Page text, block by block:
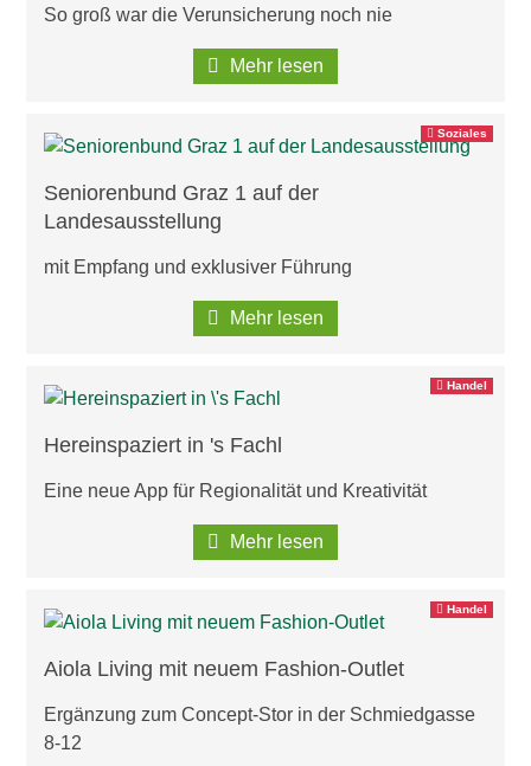
So groß war die Verunsicherung noch nie
Mehr lesen
Soziales
Seniorenbund Graz 1 auf der
Landesausstellung
mit Empfang und exklusiver Führung
Mehr lesen
Handel
Hereinspaziert in 's Fachl
Eine neue App für Regionalität und Kreativität
Mehr lesen
Handel
Aiola Living mit neuem Fashion-Outlet
Ergänzung zum Concept-Stor in der Schmiedgasse
8-12